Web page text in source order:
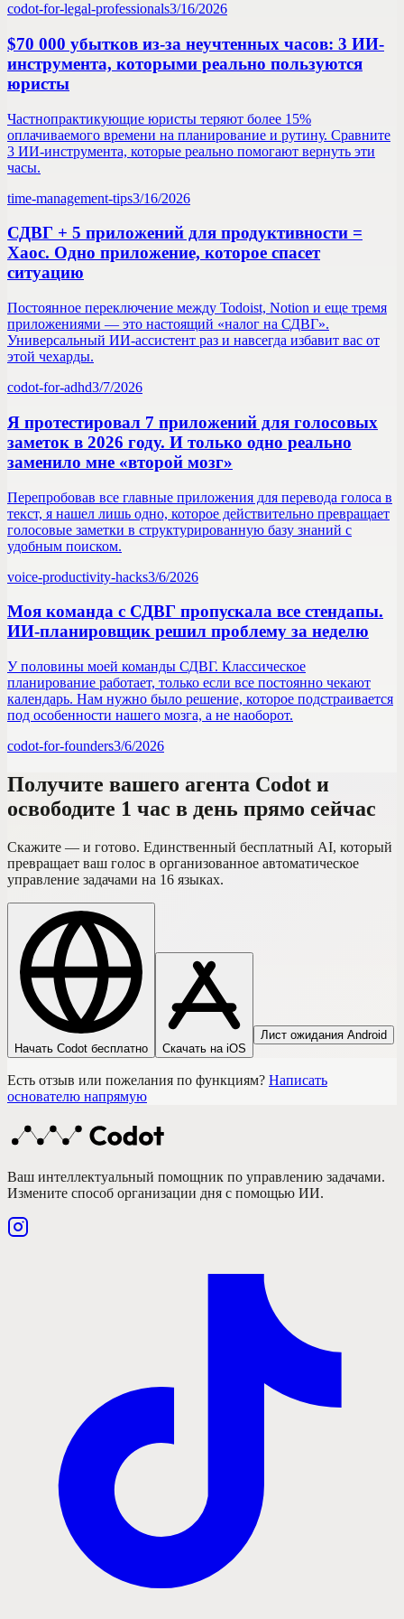
codot-for-legal-professionals3/16/2026
$70 000 убытков из-за неучтенных часов: 3 ИИ-
инструмента, которыми реально пользуются
юристы
Частнопрактикующие юристы теряют более 15%
оплачиваемого времени на планирование и рутину. Сравните
3 ИИ-инструмента, которые реально помогают вернуть эти
часы.
time-management-tips3/16/2026
СДВГ + 5 приложений для продуктивности =
Хаос. Одно приложение, которое спасет
ситуацию
Постоянное переключение между Todoist, Notion и еще тремя
приложениями — это настоящий «налог на СДВГ».
Универсальный ИИ-ассистент раз и навсегда избавит вас от
этой чехарды.
codot-for-adhd3/7/2026
Я протестировал 7 приложений для голосовых
заметок в 2026 году. И только одно реально
заменило мне «второй мозг»
Перепробовав все главные приложения для перевода голоса в
текст, я нашел лишь одно, которое действительно превращает
голосовые заметки в структурированную базу знаний с
удобным поиском.
voice-productivity-hacks3/6/2026
Моя команда с СДВГ пропускала все стендапы.
ИИ-планировщик решил проблему за неделю
У половины моей команды СДВГ. Классическое
планирование работает, только если все постоянно чекают
календарь. Нам нужно было решение, которое подстраивается
под особенности нашего мозга, а не наоборот.
codot-for-founders3/6/2026
Получите вашего агента Codot и
освободите 1 час в день прямо сейчас
Скажите — и готово. Единственный бесплатный AI, который
превращает ваш голос в организованное автоматическое
управление задачами на 16 языках.
Начать Codot бесплатно Скачать на iOS
Лист ожидания Android
Есть отзыв или пожелания по функциям? Написать
основателю напрямую
Ваш интеллектуальный помощник по управлению задачами.
Измените способ организации дня с помощью ИИ.